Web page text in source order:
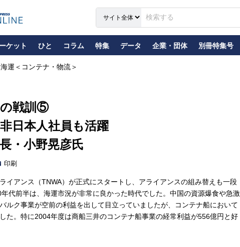
ケット ひと コラム 特集 データ 企業・団体 別冊特集号
海運＜コンテナ・物流＞
の戦訓⑤
日本人社員も活躍
・小野晃彦氏
印刷
イアンス（TNWA）が正式にスタートし、アライアンスの組み替えも一段
代前半は、海運市況が非常に良かった時代でした。中国の資源爆食や急激
ルク事業が空前の利益を出して目立っていましたが、コンテナ船において
た。特に2004年度は商船三井のコンテナ船事業の経常利益が556億円と好